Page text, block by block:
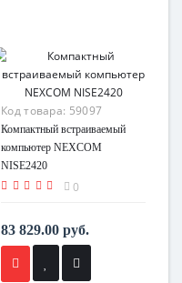
Код товара: 59097
Компактный встраиваемый
компьютер NEXCOM
NISE2420
0
83 829.00 руб.